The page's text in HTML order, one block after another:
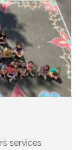
services